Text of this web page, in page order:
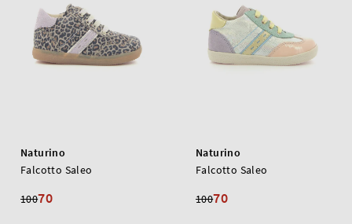
Naturino
Falcotto Saleo
10070
Naturino
Falcotto Saleo
10070